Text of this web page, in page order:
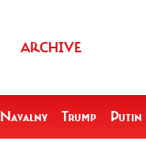
ARCHIVE
Navalny Trump Putin